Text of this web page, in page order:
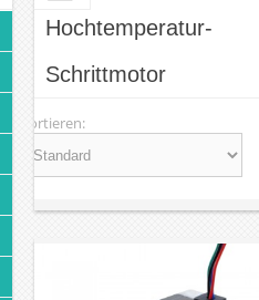
Hochtemperatur-
Schrittmotor
Sortieren: